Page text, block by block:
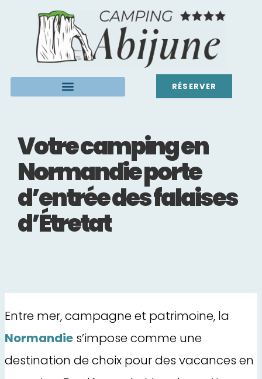
RÉSERVER
Votre camping en
Normandie porte
d’entrée des falaises
d’Étretat
Entre mer, campagne et patrimoine, la
Normandie s’impose comme une
destination de choix pour des vacances en